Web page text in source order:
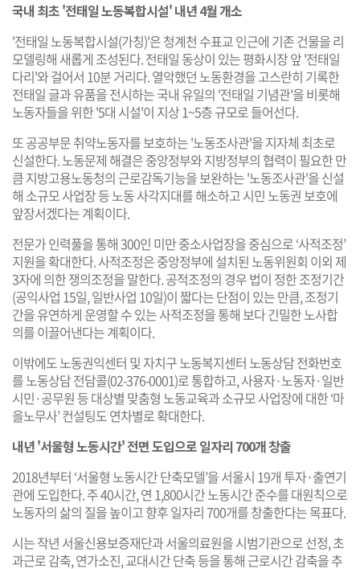
국내 최초 '전태일 노동복합시설' 내년 4월 개소
'전태일 노동복합시설(가칭)'은 청계천 수표교 인근에 기존 건물을 리
모델링해 새롭게 조성된다. 전태일 동상이 있는 평화시장 앞 '전태일
다리'와 걸어서 10분 거리다. 열악했던 노동환경을 고스란히 기록한
전태일 글과 유품을 전시하는 국내 유일의 '전태일 기념관'을 비롯해
노동자들을 위한 '5대 시설'이 지상 1~5층 규모로 들어선다.
또 공공부문 취약노동자를 보호하는 '노동조사관'을 지자체 최초로
신설한다. 노동문제 해결은 중앙정부와 지방정부의 협력이 필요한 만
큼 지방고용노동청의 근로감독기능을 보완하는 '노동조사관'을 신설
해 소규모 사업장 등 노동 사각지대를 해소하고 시민 노동권 보호에
앞장서겠다는 계획이다.
전문가 인력풀을 통해 300인 미만 중소사업장을 중심으로 ‘사적조정’
지원을 확대한다. 사적조정은 중앙정부에 설치된 노동위원회 이외 제
3자에 의한 쟁의조정을 말한다. 공적조정의 경우 법이 정한 조정기간
(공익사업 15일, 일반사업 10일)이 짧다는 단점이 있는 만큼, 조정기
간을 유연하게 운영할 수 있는 사적조정을 통해 보다 긴밀한 노사합
의를 이끌어낸다는 계획이다.
이밖에도 노동권익센터 및 자치구 노동복지센터 노동상담 전화번호
를 노동상담 전담콜(02-376-0001)로 통합하고, 사용자·노동자·일반
시민·공무원 등 대상별 맞춤형 노동교육과 소규모 사업장에 대한 ‘마
을노무사’ 컨설팅도 연차별로 확대한다.
내년 '서울형 노동시간' 전면 도입으로 일자리 700개 창출
2018년부터 ‘서울형 노동시간 단축모델’을 서울시 19개 투자·출연기
관에 도입한다. 주 40시간, 연 1,800시간 노동시간 준수를 대원칙으로
노동자의 삶의 질을 높이고 향후 일자리 700개를 창출한다는 목표다.
시는 작년 서울신용보증재단과 서울의료원을 시범기관으로 선정, 초
과근로 감축, 연가소진, 교대시간 단축 등을 통해 근로시간 감축을 추